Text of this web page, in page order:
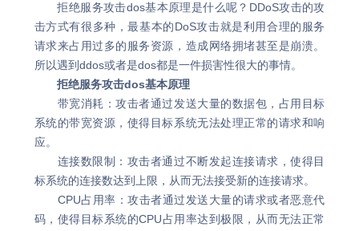
拒绝服务攻击dos基本原理是什么呢？DDoS攻击的攻
击方式有很多种，最基本的DoS攻击就是利用合理的服务
请求来占用过多的服务资源，造成网络拥堵甚至是崩溃。
所以遇到ddos或者是dos都是一件损害性很大的事情。
拒绝服务攻击dos基本原理
带宽消耗：攻击者通过发送大量的数据包，占用目标
系统的带宽资源，使得目标系统无法处理正常的请求和响
应。
连接数限制：攻击者通过不断发起连接请求，使得目
标系统的连接数达到上限，从而无法接受新的连接请求。
CPU占用率：攻击者通过发送大量的请求或者恶意代
码，使得目标系统的CPU占用率达到极限，从而无法正常